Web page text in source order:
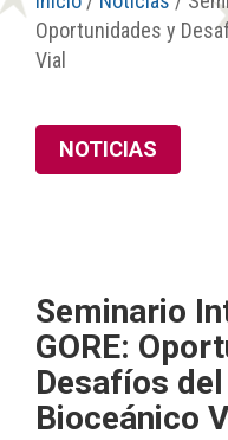
Oportunidades y
Vial
NOTICIAS
Seminario
GORE:
Desafíos
Bioceánico